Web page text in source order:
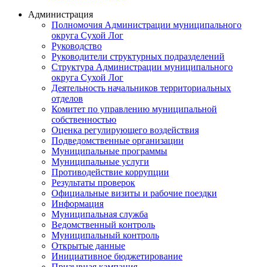
Администрация
Полномочия Администрации муниципального
округа Сухой Лог
Руководство
Руководители структурных подразделений
Структура Администрации муниципального
округа Сухой Лог
Деятельность начальников территориальных
отделов
Комитет по управлению муниципальной
собственностью
Оценка регулирующего воздействия
Подведомственные организации
Муниципальные программы
Муниципальные услуги
Противодействие коррупции
Результаты проверок
Официальные визиты и рабочие поездки
Информация
Муниципальная служба
Ведомственный контроль
Муниципальный контроль
Открытые данные
Инициативное бюджетирование